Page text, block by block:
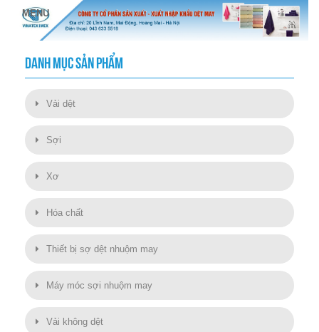
DANH MỤC SẢN PHẨM
Vải dệt
Sợi
Xơ
Hóa chất
Thiết bị sợ dệt nhuộm may
Máy móc sợi nhuộm may
Vải không dệt